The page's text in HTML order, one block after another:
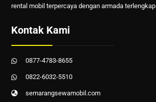
rental mobil terpercaya dengan armada terlengkap
Kontak Kami
0877-4783-8655
0822-6032-5510
semarangsewamobil.com